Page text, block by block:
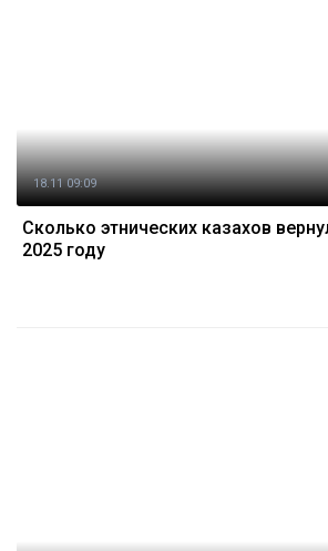
18.11 09:09
Сколько этнических казахов
2025 году